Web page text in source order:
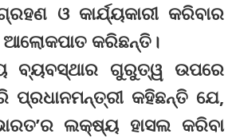
ଓ କାର୍ଯ୍ୟକାରୀ କରିବାର
କରିଛନ୍ତି।
ବ୍ୟବସ୍ଥାର ଗୁରୁତ୍ୱ ଉପରେ
ପ୍ରଧାନମନ୍ତ୍ରୀ କହିଛନ୍ତି ଯେ,
ଲକ୍ଷ୍ୟ ହାସଲ କରିବା